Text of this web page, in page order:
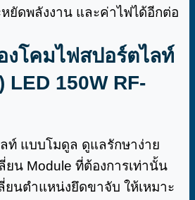
ยัดพลังงาน และค่าไฟได้อีกต่อ
โคมไฟสปอร์ตไลท์
150W RF-
ท์ แบบโมดูล ดูแลรักษาง่าย
ยน Module ที่ต้องการเท่านั้น
ยนตำแหน่งยึดขาจับ ให้เหมาะ